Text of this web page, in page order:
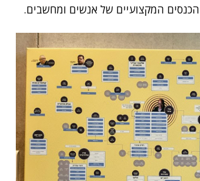
המקצועיים של אנשים ומחשבים.